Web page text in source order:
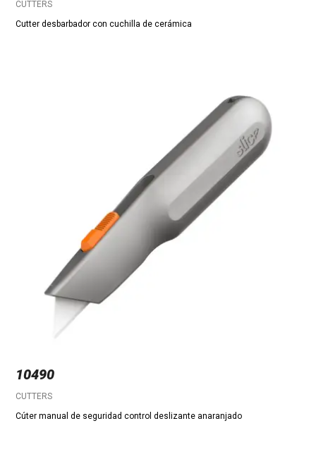
CUTTERS
Cutter desbarbador con cuchilla de cerámica
10490
CUTTERS
Cúter manual de seguridad control deslizante anaranjado